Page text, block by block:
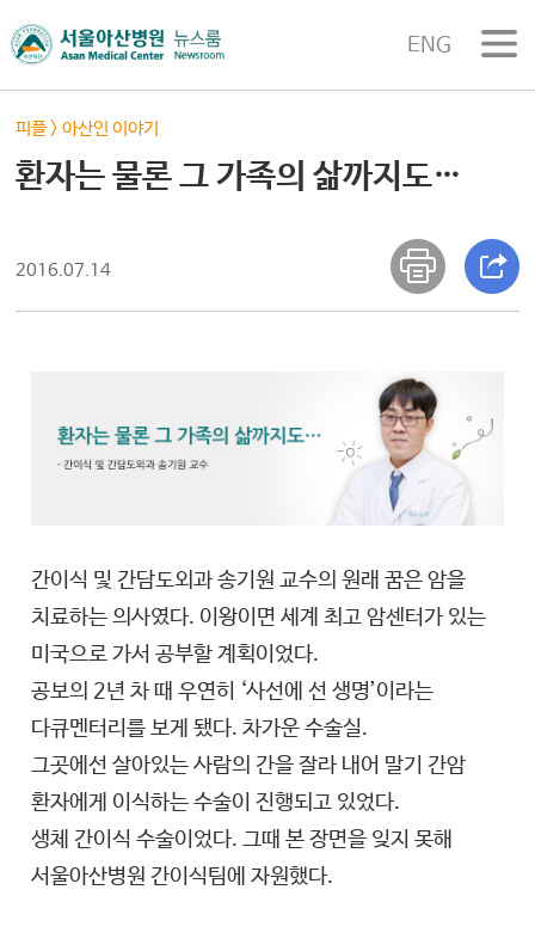
ENG
피플>아산인 이야기
환자는 물론 그 가족의 삶까지도…
2016.07.14
간이식 및 간담도외과 송기원 교수의 원래 꿈은 암을
치료하는 의사였다. 이왕이면 세계 최고 암센터가 있는
미국으로 가서 공부할 계획이었다.
공보의 2년 차 때 우연히 ‘사선에 선 생명’이라는
다큐멘터리를 보게 됐다. 차가운 수술실.
그곳에선 살아있는 사람의 간을 잘라 내어 말기 간암
환자에게 이식하는 수술이 진행되고 있었다.
생체 간이식 수술이었다. 그때 본 장면을 잊지 못해
서울아산병원 간이식팀에 자원했다.